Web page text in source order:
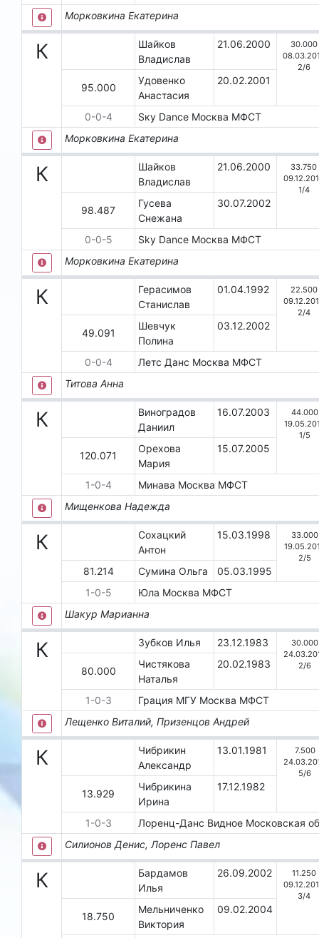
Морковкина Екатерина
К
Шайков
Владислав
21.06.2000
30.000
2/6
95.000
Удовенко
Анастасия
20.02.2001
0-0-4 Sкy Dаnсе Москва МФСТ
Морковкина Екатерина
К
Шайков
Владислав
21.06.2000
33.750
1/4
98.487
Гусева
Снежана
30.07.2002
0-0-5 Sky Dance Москва МФСТ
Морковкина Екатерина
К
Герасимов
Станислав
01.04.1992
22.500
2/4
49.091
Шевчук
Полина
03.12.2002
0-0-4 Летс Данс Москва МФСТ
Титова Анна
К
Виноградов
Даниил
16.07.2003
44.000
1/5
120.071
Орехова
Мария
15.07.2005
1-0-4 Минава Москва МФСТ
Мищенкова Надежда
К
Сохацкий
Антон
15.03.1998
33.000
2/5
81.214 Сумина Ольга
05.03.1995
1-0-5 Юла Москва МФСТ
Шакур Марианна
К Зубков Илья 23.12.1983
30.000
2/6
80.000
Чистякова
Наталья
20.02.1983
1-0-3 Грация МГУ Москва МФСТ
Лещенко Виталий, Призенцов Андрей
К
Чибрикин
Александр
13.01.1981
7.500
5/6
13.929
Чибрикина
Ирина
17.12.1982
1-0-3 Лоренц-Данс Видное Московская
Силионов Денис, Лоренс Павел
К
Бардамов
Илья
26.09.2002
11.250
3/4
18.750
Мельниченко
Виктория
09.02.2004